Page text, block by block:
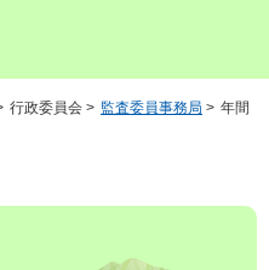
行政委員会 > 監査委員事務局 > 年間